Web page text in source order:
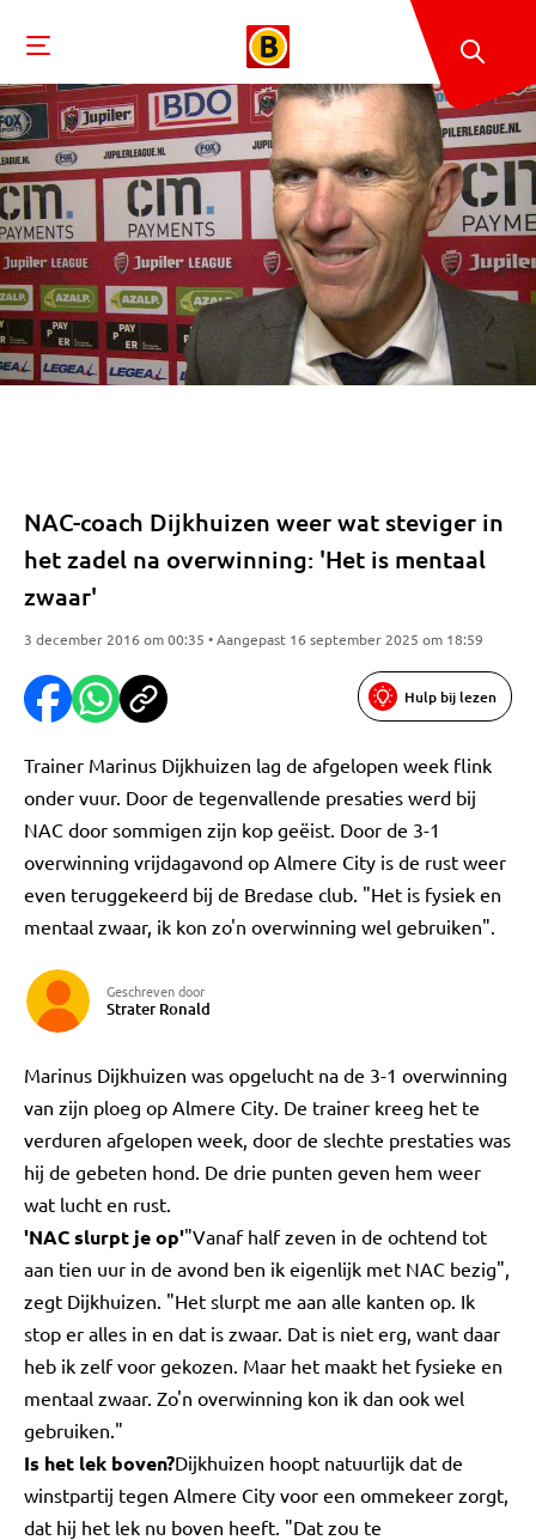
NAC-coach Dijkhuizen weer wat steviger in
het zadel na overwinning: 'Het is mentaal
zwaar'
3 december 2016 om 00:35 • Aangepast 16 september 2025 om 18:59
Hulp bij lezen
Trainer Marinus Dijkhuizen lag de afgelopen week flink
onder vuur. Door de tegenvallende presaties werd bij
NAC door sommigen zijn kop geëist. Door de 3-1
overwinning vrijdagavond op Almere City is de rust weer
even teruggekeerd bij de Bredase club. "Het is fysiek en
mentaal zwaar, ik kon zo'n overwinning wel gebruiken".
Geschreven door
Strater Ronald
Marinus Dijkhuizen was opgelucht na de 3-1 overwinning
van zijn ploeg op Almere City. De trainer kreeg het te
verduren afgelopen week, door de slechte prestaties was
hij de gebeten hond. De drie punten geven hem weer
wat lucht en rust.
'NAC slurpt je op'"Vanaf half zeven in de ochtend tot
aan tien uur in de avond ben ik eigenlijk met NAC bezig",
zegt Dijkhuizen. "Het slurpt me aan alle kanten op. Ik
stop er alles in en dat is zwaar. Dat is niet erg, want daar
heb ik zelf voor gekozen. Maar het maakt het fysieke en
mentaal zwaar. Zo'n overwinning kon ik dan ook wel
gebruiken."
Is het lek boven?Dijkhuizen hoopt natuurlijk dat de
winstpartij tegen Almere City voor een ommekeer zorgt,
dat hij het lek nu boven heeft. "Dat zou te